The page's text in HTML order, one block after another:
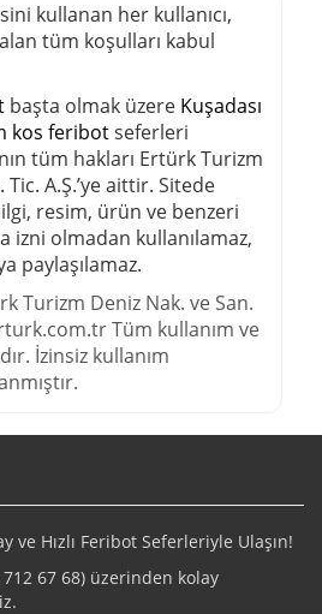
kullanan her kullanıcı,
tüm koşulları kabul
başta olmak üzere Kuşadası
kos feribotseferleri
tüm hakları Ertürk Turizm
Tic. A.Ş.’ye aittir. Sitede
resim, ürün ve benzeri
olmadan kullanılamaz,
paylaşılamaz.
Turizm Deniz Nak. ve San.
Tüm kullanım ve
İzinsiz kullanım
ve Hızlı Feribot Seferleriyle Ulaşın!
67 68) üzerinden kolay